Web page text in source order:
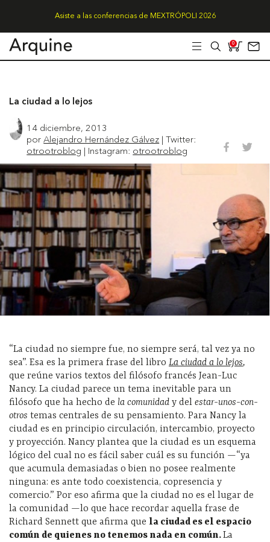
Asiste a las conferencias de MEXTRÓPOLI 2026
0
La ciudad a lo lejos
14 diciembre, 2013
porAlejandro Hernández Gálvez | Twitter:
otrootroblog | Instagram: otrootroblog
“La ciudad no siempre fue, no siempre será, tal vez ya no
sea”. Esa es la primera frase del libro La ciudad a lo lejos,
que reúne varios textos del filósofo francés Jean-Luc
Nancy. La ciudad parece un tema inevitable para un
filósofo que ha hecho de la comunidad y del estar-unos-con-
otros temas centrales de su pensamiento. Para Nancy la
ciudad es en principio circulación, intercambio, proyecto
y proyección. Nancy plantea que la ciudad es un esquema
lógico del cual no es fácil saber cuál es su función —“ya
que acumula demasiadas o bien no posee realmente
ninguna: es ante todo coexistencia, copresencia y
comercio.” Por eso afirma que la ciudad no es el lugar de
la comunidad —lo que hace recordar aquella frase de
Richard Sennett que afirma que la ciudad es el espacio
común de quienes no tenemos nada en común.La